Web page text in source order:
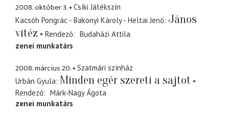
2008. október 3.
Csíki Játékszín
Kacsóh Pongrác - Bakonyi Károly - Heltai Jenő János
vitéz
Rendező
Budaházi Attila
zenei munkatárs
2008. március 20.
Szatmári színház
Urbán Gyula Minden egér szereti a sajtot
Rendező
Márk-Nagy Ágota
zenei munkatárs